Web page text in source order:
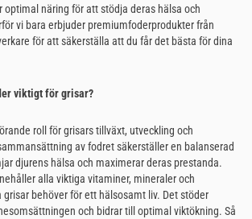
optimal näring för att stödja deras hälsa och
vi bara erbjuder premiumfoderprodukter från
för att säkerställa att du får det bästa för dina
viktigt för grisar?
roll för grisars tillväxt, utveckling och
av fodret säkerställer en balanserad
djurens hälsa och maximerar deras prestanda.
alla viktiga vitaminer, mineraler och
behöver för ett hälsosamt liv. Det stöder
och bidrar till optimal viktökning. Så